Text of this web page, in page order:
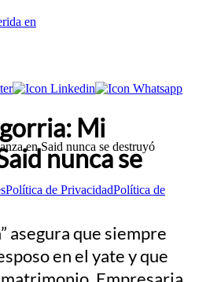
en Said nunca se destruyó
Política de PrivacidadPolítica de
en
Mi
nunca se
asegura que siempre
en el yate y que